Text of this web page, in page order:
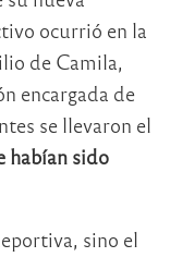
ocurrió en la
de Camila,
encargada de
se llevaron el
habían sido
sino el